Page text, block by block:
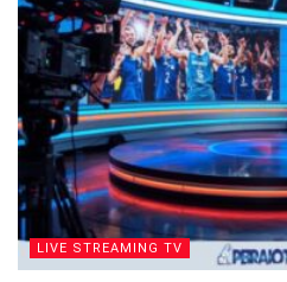
LIVE STREAMING TV